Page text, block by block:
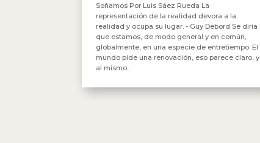
Soñamos Por Luis Sáez Rueda La
representación de la realidad devora a la
realidad y ocupa su lugar. - Guy Debord Se diría
que estamos, de modo general y en común,
globalmente, en una especie de entretiempo. El
mundo pide una renovación, eso parece claro, y
al mismo...